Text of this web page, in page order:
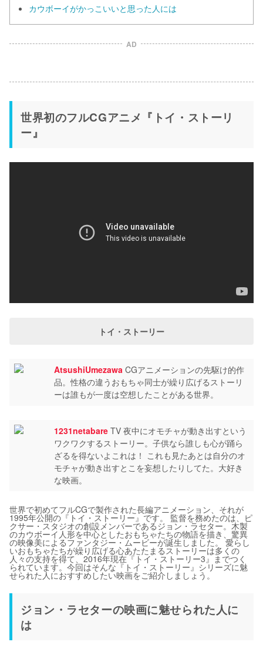
カウボーイがかっこいいと思った人には
AD
世界初のフルCGアニメ『トイ・ストーリ
ー』
トイ・ストーリー
AtsushiUmezawa CGアニメーションの先駆け的作
品。性格の違うおもちゃ同士が繰り広げるストーリ
ーは誰もが一度は空想したことがある世界。
1231netabare TV 夜中にオモチャが動き出すという
ワクワクするストーリー。子供なら誰しも心が踊ら
ざるを得ないよこれは！ これも見たあとは自分のオ
モチャが動き出すとこを妄想したりしてた。大好き
な映画。
世界で初めてフルCGで製作された長編アニメーション、それが
1995年公開の『トイ・ストーリー』です。 監督を務めたのは、ピ
クサー・スタジオの創設メンバーであるジョン・ラセター。木製
のカウボーイ人形を中心としたおもちゃたちの物語を描き、驚異
の映像美によるファンタジー・ムービーが誕生しました。 愛らし
いおもちゃたちが繰り広げる心あたたまるストーリーは多くの
人々の支持を得て、2016年現在『トイ・ストーリー3』までつく
られています。今回はそんな『トイ・ストーリー』シリーズに魅
せられた人におすすめしたい映画をご紹介しましょう。
ジョン・ラセターの映画に魅せられた人に
は